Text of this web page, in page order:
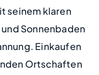
seinem klaren
Sonnenbaden
Einkaufen
Ortschaften